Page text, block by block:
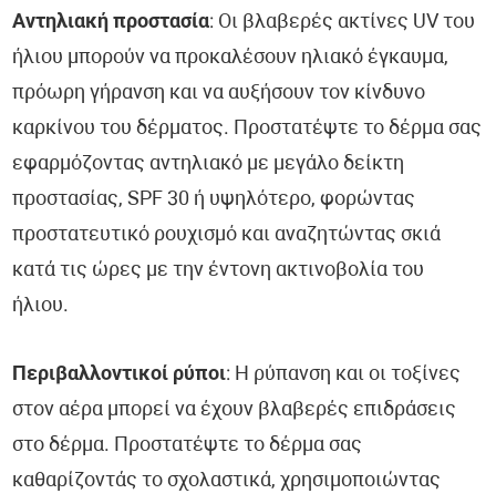
Αντηλιακή προστασία: Οι βλαβερές ακτίνες UV του
ήλιου μπορούν να προκαλέσουν ηλιακό έγκαυμα,
πρόωρη γήρανση και να αυξήσουν τον κίνδυνο
καρκίνου του δέρματος. Προστατέψτε το δέρμα σας
εφαρμόζοντας αντηλιακό με μεγάλο δείκτη
προστασίας, SPF 30 ή υψηλότερο, φορώντας
προστατευτικό ρουχισμό και αναζητώντας σκιά
κατά τις ώρες με την έντονη ακτινοβολία του
ήλιου.
Περιβαλλοντικοί ρύποι: Η ρύπανση και οι τοξίνες
στον αέρα μπορεί να έχουν βλαβερές επιδράσεις
στο δέρμα. Προστατέψτε το δέρμα σας
καθαρίζοντάς το σχολαστικά, χρησιμοποιώντας